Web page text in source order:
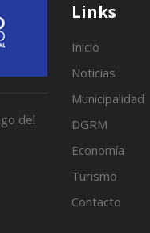
del
Links
Inicio
Noticias
Municipalidad
DGRM
Economía
Turismo
Contacto